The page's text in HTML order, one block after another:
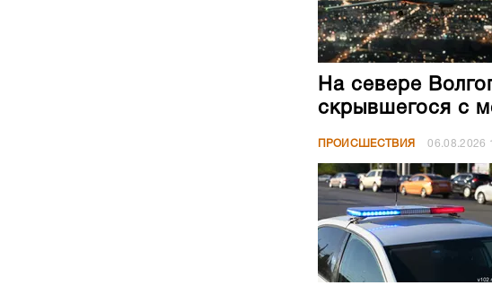
На севере
скрывшегося с
ПРОИСШЕСТВИЯ 06.08.2026